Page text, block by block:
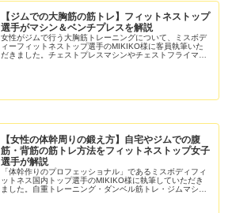
【ジムでの大胸筋の筋トレ】フィットネストップ
選手がマシン＆ベンチプレスを解説
女性がジムで行う大胸筋トレーニングについて、ミスボデ
ィーフィットネストップ選手のMIKIKO様に客員執筆いた
だきました。チェストプレスマシンやチェストフライマシ
【女性の体幹周りの鍛え方】自宅やジムでの腹
筋・背筋の筋トレ方法をフィットネストップ女子
選手が解説
「体幹作りのプロフェッショナル」であるミスボディフィ
ットネス国内トップ選手のMIKIKO様に執筆していただき
ました。自重トレーニング・ダンベル筋トレ・ジムマシン